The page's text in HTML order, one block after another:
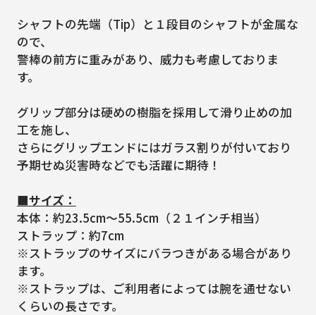
シャフトの先端（Tip）と１段目のシャフトが金属な
ので、
警棒の前方に重みがあり、威力も考慮しておりま
す。
グリップ部分は硬めの樹脂を採用して滑り止めの加
工を施し、
さらにグリップエンドにはガラス割りが付いており
予期せぬ災害時などでも活躍に期待！
■サイズ：
本体：約23.5cm～55.5cm（２１インチ相当）
ストラップ：約7cm
※ストラップのサイズにバラつきがある場合があり
ます。
※ストラップは、ご利用者によっては腕を通せない
くらいの長さです。